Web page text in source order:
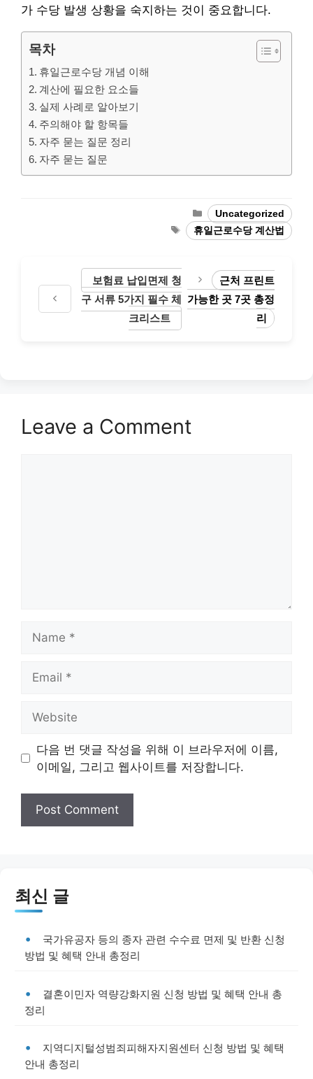
가 수당 발생 상황을 숙지하는 것이 중요합니다.
목차
휴일근로수당 개념 이해
계산에 필요한 요소들
실제 사례로 알아보기
주의해야 할 항목들
자주 묻는 질문 정리
자주 묻는 질문
Categories
Uncategorized
Tags휴일근로수당 계산법
보험료 납입면제 청
구 서류 5가지 필수 체
크리스트
근처 프린트
가능한 곳 7곳 총정
리
Leave a Comment
다음 번 댓글 작성을 위해 이 브라우저에 이름,
이메일, 그리고 웹사이트를 저장합니다.
최신 글
국가유공자 등의 종자 관련 수수료 면제 및 반환 신청
방법 및 혜택 안내 총정리
결혼이민자 역량강화지원 신청 방법 및 혜택 안내 총
정리
지역디지털성범죄피해자지원센터 신청 방법 및 혜택
안내 총정리